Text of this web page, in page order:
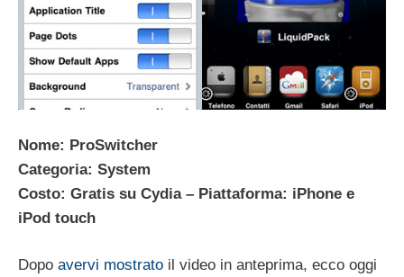
Nome: ProSwitcher
Categoria: System
Costo: Gratis su Cydia – Piattaforma: iPhone e
iPod touch
Dopo avervi mostrato il video in anteprima, ecco oggi